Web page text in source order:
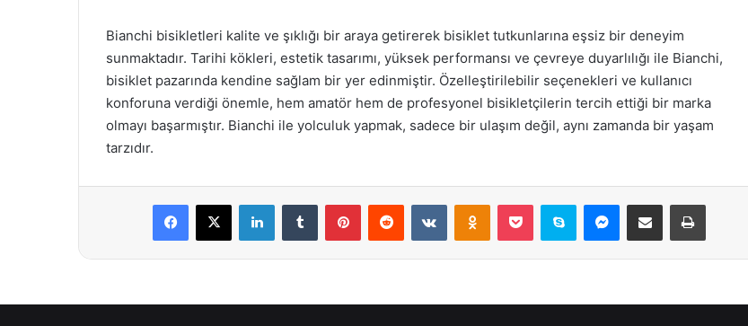
Bianchi bisikletleri kalite ve şıklığı bir araya getirerek bisiklet tutkunlarına eşsiz bir deneyim
sunmaktadır. Tarihi kökleri, estetik tasarımı, yüksek performansı ve çevreye duyarlılığı ile Bianchi,
bisiklet pazarında kendine sağlam bir yer edinmiştir. Özelleştirilebilir seçenekleri ve kullanıcı
konforuna verdiği önemle, hem amatör hem de profesyonel bisikletçilerin tercih ettiği bir marka
olmayı başarmıştır. Bianchi ile yolculuk yapmak, sadece bir ulaşım değil, aynı zamanda bir yaşam
tarzıdır.
Facebook
X LinkedInTumblr PinterestReddit VKontakteOdnoklassniki
Pocket Skype Messenger
E-Posta ile paylaş Yazdır